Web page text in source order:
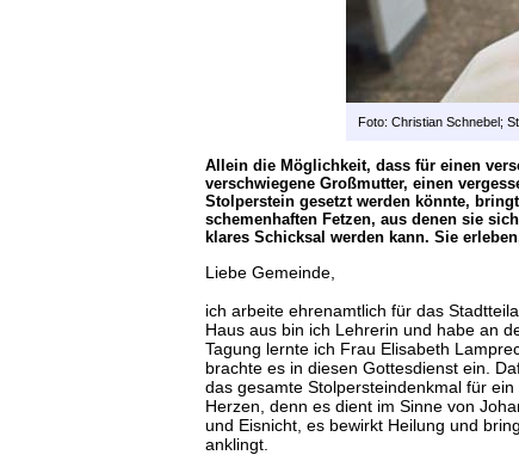
Foto: Christian Schnebel;
Allein die Möglichkeit, dass für einen
verschwiegene Großmutter, einen
Stolperstein gesetzt werden könnte,
schemenhaften Fetzen, aus denen sie
klares Schicksal werden kann. Sie
Liebe Gemeinde,
ich arbeite ehrenamtlich für das
Haus aus bin ich Lehrerin und habe an
Tagung lernte ich Frau Elisabeth
brachte es in diesen Gottesdienst ein.
das gesamte Stolpersteindenkmal für
Herzen, denn es dient im Sinne von
und Eisnicht, es bewirkt Heilung und
anklingt.